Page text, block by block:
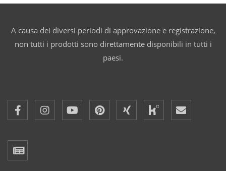
A causa dei diversi periodi di approvazione e registrazione,
non tutti i prodotti sono direttamente disponibili in tutti i
paesi.